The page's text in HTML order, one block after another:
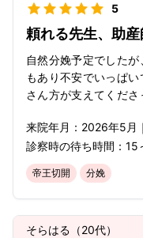
5
頼れる先生、助産
自然分娩予定でした
もあり不安でいっぱ
さん方が支えてくださ
来院年月： 2026年5月 ｜
診察時の待ち時間： 15
帝王切開 分娩
そらはる （20代）